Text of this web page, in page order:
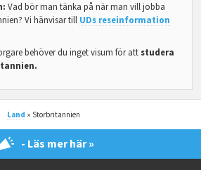
Vad bör man tänka på när man vill jobba
Vi hänvisar till UDs reseinformation
behöver du inget visum för att studera
Land » Storbritannien
- Läs mer här »